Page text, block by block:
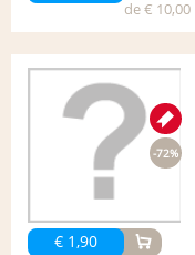
de € 10,00
€ 1,90
-72%